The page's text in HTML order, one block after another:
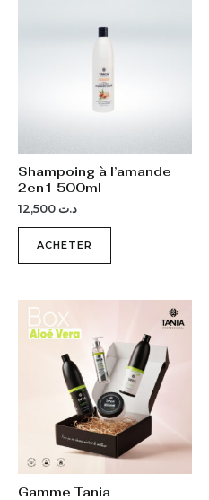
Shampoing à l’amande
2en1 500ml
د.ت
ACHETER
Gamme Tania